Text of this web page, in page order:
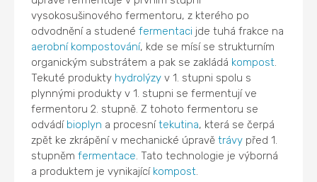
vysokosušinového fermentoru, z kterého po
odvodnění a studenéfermentaci jde tuhá frakce na
aerobní kompostování, kde se mísí se strukturním
organickým substrátem a pak se zakládá kompost.
Tekuté produkty hydrolýzy v 1. stupni spolu s
plynnými produkty v 1. stupni se fermentují ve
fermentoru 2. stupně. Z tohoto fermentoru se
odvádí bioplyn a procesnítekutina, která se čerpá
zpět ke zkrápění v mechanické úpravětrávy před 1.
stupněmfermentace. Tato technologie je výborná
a produktem je vynikající kompost.